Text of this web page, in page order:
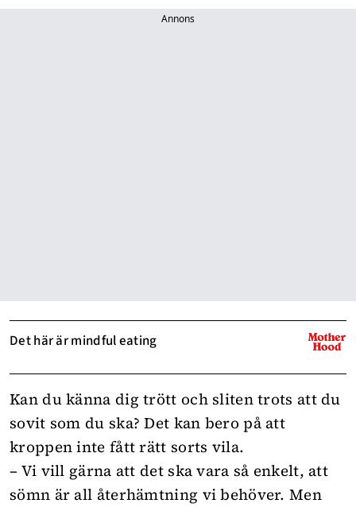
Annons
Det här är mindful eating
Kan du känna dig trött och sliten trots att du
sovit som du ska? Det kan bero på att
kroppen inte fått rätt sorts vila.
– Vi vill gärna att det ska vara så enkelt, att
sömn är all återhämtning vi behöver. Men